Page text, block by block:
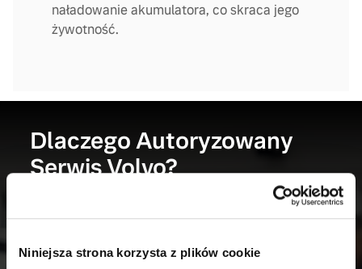
Niniejsza strona korzysta z plików cookie
naładowanie akumulatora, co skraca jego
żywotność.
Dlaczego Autoryzowany
Serwis Volvo?